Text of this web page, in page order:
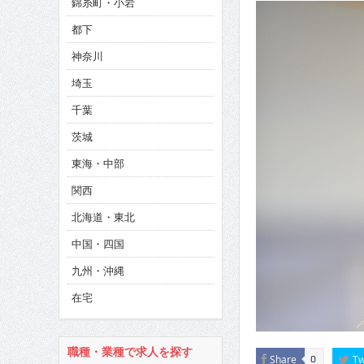
CINEMA×STYLE 286号
CINEMA×STYLE 285号
CINEMA×STYLE 294号
Share 0
都下
神奈川
埼玉
千葉
茨城
東海・中部
関西
北海道・東北
中国・四国
九州・沖縄
在宅
職種・業種で求人を探す